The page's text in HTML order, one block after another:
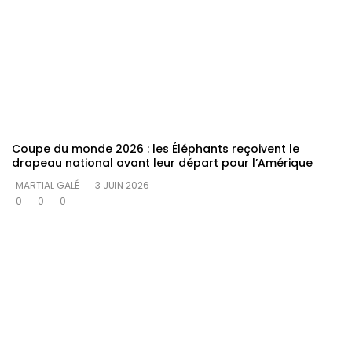
Coupe du monde 2026 : les Éléphants reçoivent le
drapeau national avant leur départ pour l’Amérique
MARTIAL GALÉ
3 JUIN 2026
0
0 0